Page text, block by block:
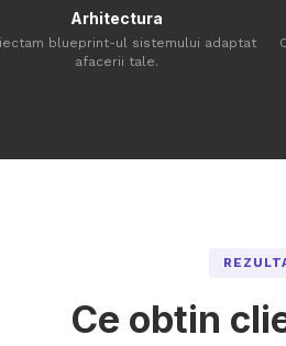
Arhitectura
blueprint-ul sistemului adaptat
afacerii tale.
Ce obtin